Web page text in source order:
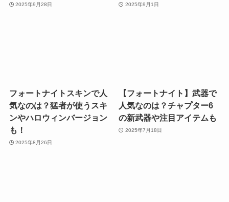
2025年9月28日 2025年9月1日
フォートナイトスキンで人
気なのは？猛者が使うスキ
ンやハロウィンバージョン
も！
2025年8月26日
【フォートナイト】武器で
人気なのは？チャプター6
の新武器や注目アイテムも
2025年7月18日